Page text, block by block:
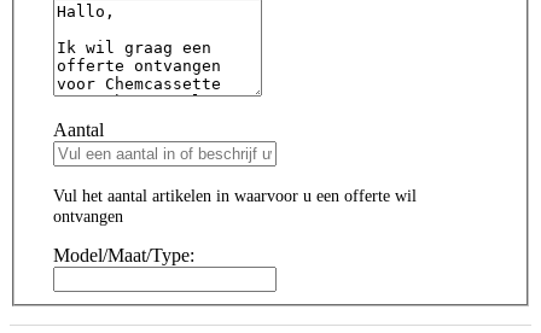
Aantal
Vul het aantal artikelen in waarvoor u een offerte wil
ontvangen
Model/Maat/Type: